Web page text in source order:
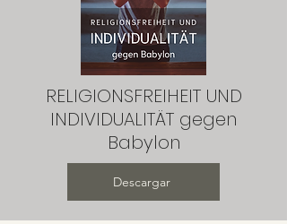
RELIGIONSFREIHEIT UND
INDIVIDUALITÄT gegen
Babylon
Descargar